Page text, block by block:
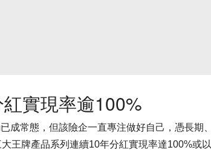
實現率逾100%
成常態，但該險企一直專注做好自己，憑長期、
王牌產品系列連續10年分紅實現率達100%或以